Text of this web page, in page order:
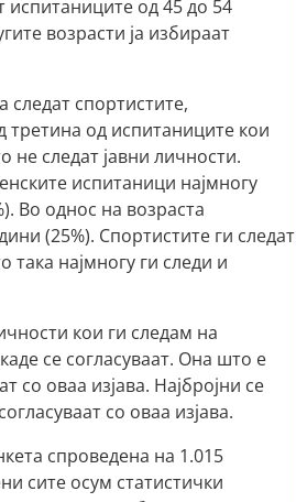
испитаниците од 45 до 54
возрасти ја избираат
следат спортистите,
третина од испитаниците кои
не следат јавни личности.
испитаници најмногу
Во однос на возраста
(25%). Спортистите ги следат
така најмногу ги следи и
кои ги следам на
се согласуваат. Она што е
со оваа изјава. Најбројни се
со оваа изјава.
спроведена на 1.015
сите осум статистички